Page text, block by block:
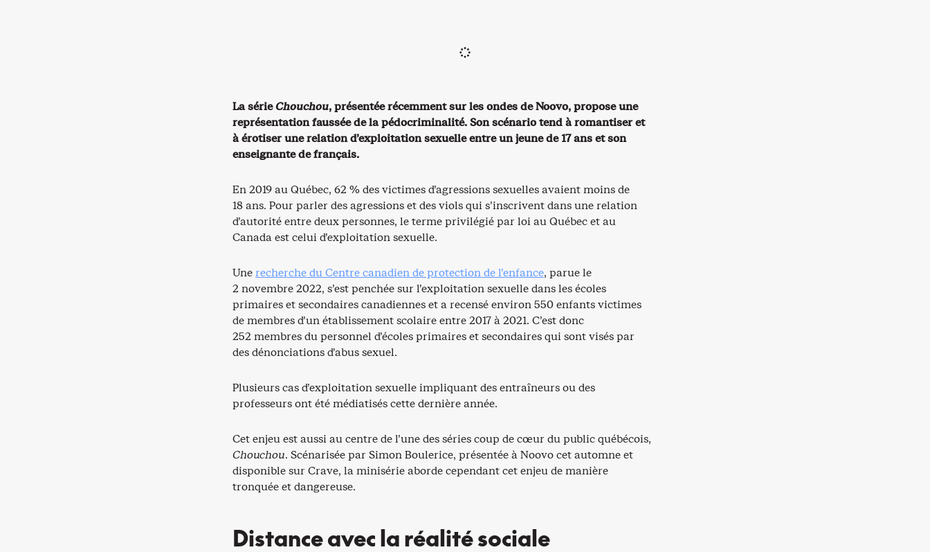
La sérieChouchou, présentée récemment sur les ondes de Noovo, propose une
représentation faussée de la pédocriminalité. Son scénario tend à romantiser et
à érotiser une relation d’exploitation sexuelle entre un jeune de 17 ans et son
enseignante de français.
En 2019 au Québec, 62 % des victimes d’agressions sexuelles avaient moins de
18 ans. Pour parler des agressions et des viols qui s’inscrivent dans une relation
d’autorité entre deux personnes, le terme privilégié par loi au Québec et au
Canada est celui d’exploitation sexuelle.
Unerecherche du Centre canadien de protection de l’enfance, parue le
2 novembre 2022, s’est penchée sur l’exploitation sexuelle dans les écoles
primaires et secondaires canadiennes et a recensé environ 550 enfants victimes
de membres d’un établissement scolaire entre 2017 à 2021. C’est donc
252 membres du personnel d’écoles primaires et secondaires qui sont visés par
des dénonciations d’abus sexuel.
Plusieurs cas d’exploitation sexuelle impliquant des entraîneurs ou des
professeurs ont été médiatisés cette dernière année.
Cet enjeu est aussi au centre de l’une des séries coup de cœur du public québécois,
Chouchou. Scénarisée par Simon Boulerice, présentée à Noovo cet automne et
disponible sur Crave, la minisérie aborde cependant cet enjeu de manière
tronquée et dangereuse.
Distance avec la réalité sociale